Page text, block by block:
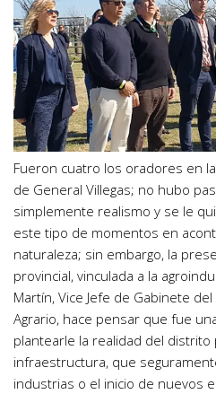
Fueron cuatro los oradores en
de General Villegas; no hubo
simplemente realismo y se le
este tipo de momentos en
naturaleza; sin embargo, la
provincial, vinculada a la
Martín, Vice Jefe de Gabinete
Agrario, hace pensar que fue
plantearle la realidad del
infraestructura, que
industrias o el inicio de nuevos